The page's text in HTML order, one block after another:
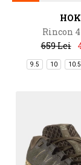
Rincon
659 Lei
9.5 10 10.5